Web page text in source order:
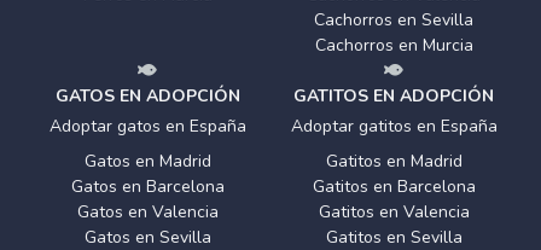
Cachorros en Sevilla
Cachorros en Murcia
GATOS EN ADOPCIÓN
Adoptar gatos en España
Gatos en Madrid
Gatos en Barcelona
Gatos en Valencia
Gatos en Sevilla
GATITOS EN ADOPCIÓN
Adoptar gatitos en España
Gatitos en Madrid
Gatitos en Barcelona
Gatitos en Valencia
Gatitos en Sevilla